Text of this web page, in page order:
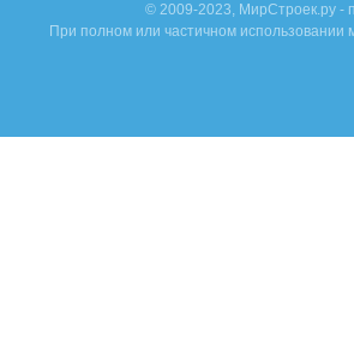
© 2009-2023, МирСтроек.ру -
При полном или частичном использовании